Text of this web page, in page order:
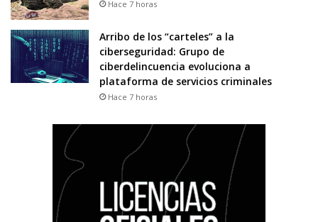
Hace 7 horas
Arribo de los “carteles” a la
ciberseguridad: Grupo de
ciberdelincuencia evoluciona a
plataforma de servicios criminales
Hace 7 horas